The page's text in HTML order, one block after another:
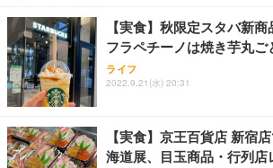
【実食】秋限定スタバ新
フラペチーノは焼き芋丸ご
ライフ
2022.9.21(水) 20:31
【実食】京王百貨店 新宿
海道展、目玉商品・行列店